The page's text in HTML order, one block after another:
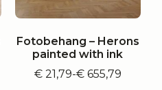
Fotobehang – Herons
painted with ink
€21,79-€655,79
Prijsklasse: